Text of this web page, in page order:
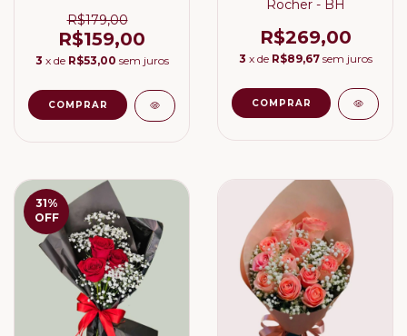
R$179,00
R$159,00
3 x de R$53,00 sem juros
Rocher - BH
R$269,00
3 x de R$89,67 sem juros
31%
OFF